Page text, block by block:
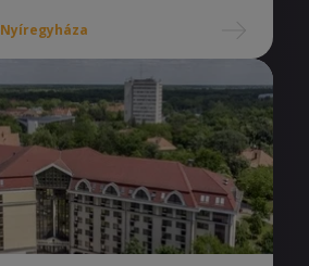
Nyíregyháza